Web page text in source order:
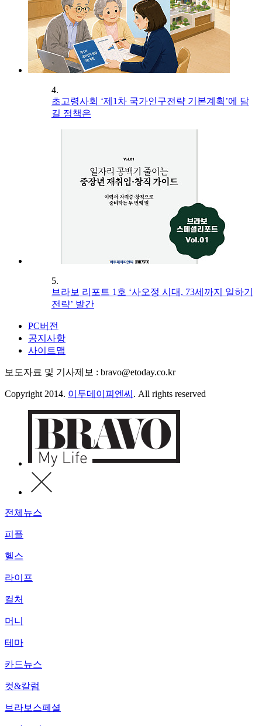
4.
초고령사회 ‘제1차 국가인구전략 기본계획’에 담
길 정책은
5.
브라보 리포트 1호 ‘사오정 시대, 73세까지 일하기
전략’ 발간
PC버전
공지사항
사이트맵
보도자료 및 기사제보 : bravo@etoday.co.kr
Copyright 2014. 이투데이피엔씨 . All rights reserved
전체뉴스
피플
헬스
라이프
컬처
머니
테마
카드뉴스
컷&칼럼
브라보스페셜